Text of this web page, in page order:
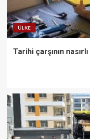
ÜLKE
Tarihi çarşının